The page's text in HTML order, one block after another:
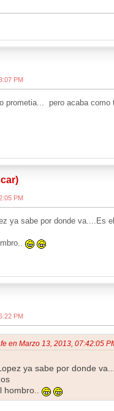
PM
prometia... pero acaba como
PM
ya sabe por donde va....Es
PM
en Marzo 13, 2013, 07:42:05
ya sabe por donde
hombro..